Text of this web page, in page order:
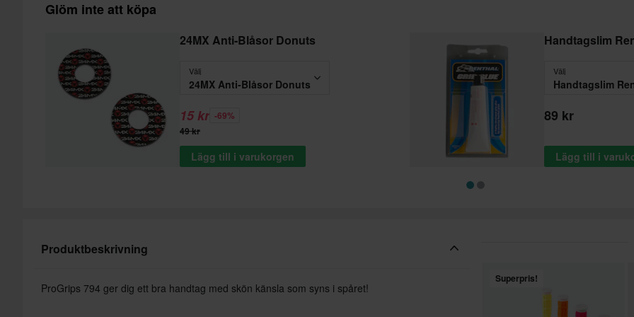
Glöm inte att köpa
24MX Anti-Blåsor Donuts
Välj
24MX Anti-Blåsor Donuts
15 kr -69%
49 kr
Lägg till i varukorgen
Handtagslim
Välj
Handtagslim
89 kr
Lägg till i
Produktbeskrivning
ProGrips 794 ger dig ett bra handtag med skön känsla som syns i spåret!
Superpris!